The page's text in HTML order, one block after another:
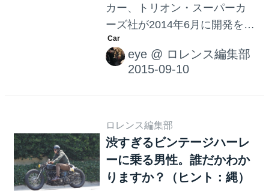
詰め込まれている濃ゆ〜いク
ルマなのに、市販...
カー、トリオン・スーパーカ
ーズ社が2014年6月に開発を発
表したスーパーカー、「ネメ
シス」。 なんと最高出力2000
馬力以上のV8ツインターボエ
インターボエンジンとえい
ば、ケーニグセグのレゲー
ラ。こちらがモーターとエン
ジンを合わせて最高で1806馬
eye @ ロレンス編集部
ロレンス編集部
渋すぎるビンテージハーレ
ーに乗る男性。誰だかわか
りますか？（ヒント：縄）